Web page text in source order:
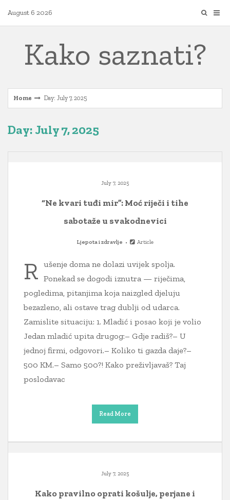
content
August 6 2026
Kako saznati?
Home Day: July 7, 2025
Day: July 7, 2025
July 7, 2025
“Ne kvari tuđi mir”: Moć riječi i tihe
sabotaže u svakodnevici
Ljepota i zdravlje Article
R ušenje doma ne dolazi uvijek spolja.
Ponekad se dogodi iznutra — riječima,
pogledima, pitanjima koja naizgled djeluju
bezazleno, ali ostave trag dublji od udarca.
Zamislite situaciju: 1. Mladić i posao koji je volio
Jedan mladić upita drugog:– Gdje radiš?– U
jednoj firmi, odgovori.– Koliko ti gazda daje?–
500 KM.– Samo 500?! Kako preživljavaš? Taj
poslodavac
Read More
July 7, 2025
Kako pravilno oprati košulje, perjane i